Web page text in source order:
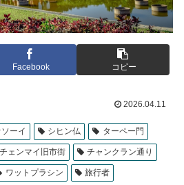
Facebook コピー
2026.04.11
ーイ シヒン仏 ターペー門
チェンマイ旧市街 チャンクラン通り
ワットプラシン 旅行者